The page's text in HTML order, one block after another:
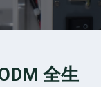
全生